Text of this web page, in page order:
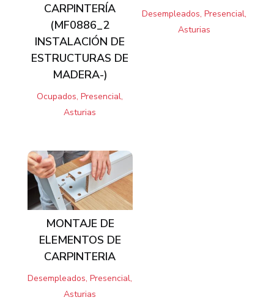
CARPINTERÍA
(MF0886_2
INSTALACIÓN DE
ESTRUCTURAS DE
MADERA-)
Ocupados, Presencial,
Asturias
Desempleados, Presencial,
Asturias
MONTAJE DE
ELEMENTOS DE
CARPINTERIA
Desempleados, Presencial,
Asturias